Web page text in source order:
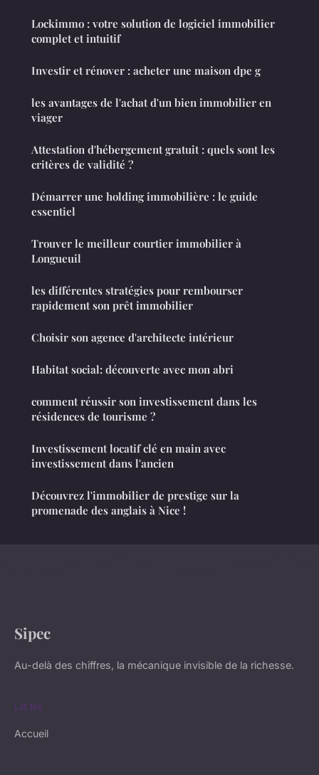
Lockimmo : votre solution de logiciel immobilier
complet et intuitif
Investir et rénover : acheter une maison dpe g
les avantages de l'achat d'un bien immobilier en
viager
Attestation d'hébergement gratuit : quels sont les
critères de validité ?
Démarrer une holding immobilière : le guide
essentiel
Trouver le meilleur courtier immobilier à
Longueuil
les différentes stratégies pour rembourser
rapidement son prêt immobilier
Choisir son agence d'architecte intérieur
Habitat social: découverte avec mon abri
comment réussir son investissement dans les
résidences de tourisme ?
Investissement locatif clé en main avec
investissement dans l'ancien
Découvrez l'immobilier de prestige sur la
promenade des anglais à Nice !
Sipec
Au-delà des chiffres, la mécanique invisible de la richesse.
LIENS
Accueil